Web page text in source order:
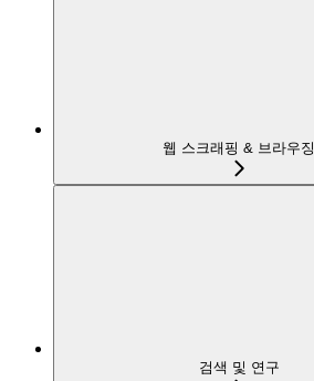
웹 스크래핑 & 브라우징
검색 및 연구